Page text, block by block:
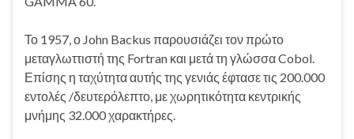
Το 1957, ο John Backus παρουσιάζει τον πρώτο
μεταγλωττιστή της Fortran και μετά τη γλώσσα Cobol.
Επίσης η ταχύτητα αυτής της γενιάς έφτασε τις 200.000
εντολές /δευτερόλεπτο, με χωρητικότητα κεντρικής
μνήμης 32.000 χαρακτήρες.